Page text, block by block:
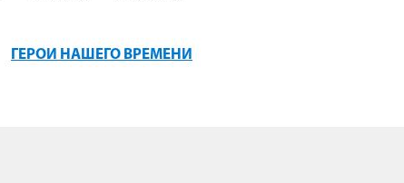
ГЕРОИ НАШЕГО ВРЕМЕНИ